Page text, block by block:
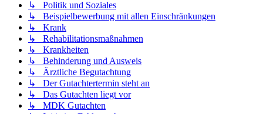
↳ Politik und Soziales
↳ Beispielbewerbung mit allen Einschränkungen
↳ Krank
↳ Rehabilitationsmaßnahmen
↳ Krankheiten
↳ Behinderung und Ausweis
↳ Ärztliche Begutachtung
↳ Der Gutachtertermin steht an
↳ Das Gutachten liegt vor
↳ MDK Gutachten